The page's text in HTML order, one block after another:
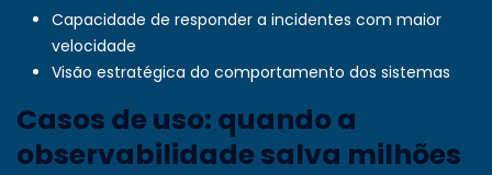
Capacidade de responder a incidentes com maior
velocidade
Visão estratégica do comportamento dos sistemas
Casos de uso: quando a
observabilidade salva milhões